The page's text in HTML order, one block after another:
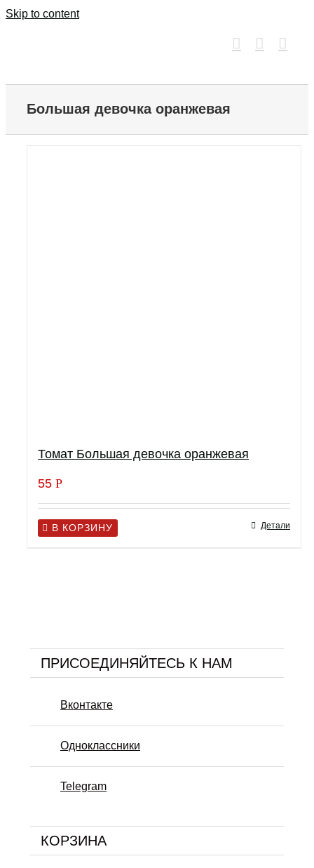
Skip to content
Большая девочка оранжевая
Томат Большая девочка оранжевая
55 Р
В КОРЗИНУ Детали
ПРИСОЕДИНЯЙТЕСЬ К НАМ
Вконтакте
Одноклассники
Telegram
КОРЗИНА